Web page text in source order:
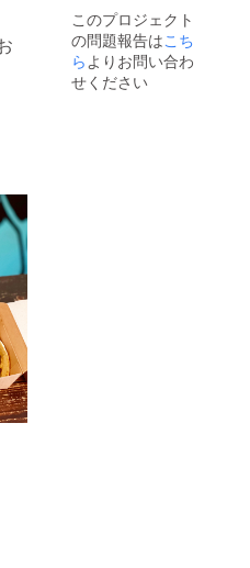
のでオ
プショ
ンで
【別の
日時指
くなる
まで何
度でも
繰り返
しお使
もご利
用頂け
ます。
申し込
み後、
このプロジェクト
の問題報告はこち
ら よりお問い合わ
せください